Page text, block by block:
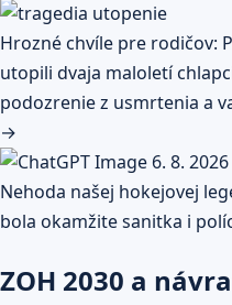
Hrozné chvíle pre rodičov:
utopili dvaja maloletí
podozrenie z usmrtenia a
→
Nehoda našej hokejovej
bola okamžite sanitka i
ZOH 2030 a